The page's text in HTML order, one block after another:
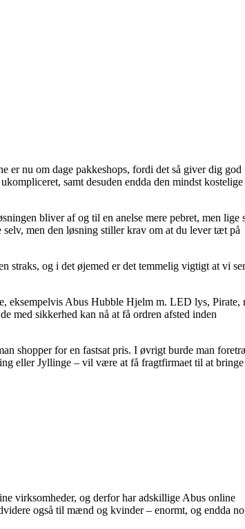
er nu om dage pakkeshops, fordi det så giver dig god
samt desuden endda den mindst kostelige
bliver af og til en anelse mere pebret, men lige
men den løsning stiller krav om at du lever tæt på
straks, og i det øjemed er det temmelig vigtigt at vi ser
eksempelvis Abus Hubble Hjelm m. LED lys, Pirate,
med sikkerhed kan nå at få ordren afsted inden
shopper for en fastsat pris. I øvrigt burde man
eller Jyllinge – vil være at få fragtfirmaet til at bringe
virksomheder, og derfor har adskillige Abus online
også til mænd og kvinder – enormt, og endda